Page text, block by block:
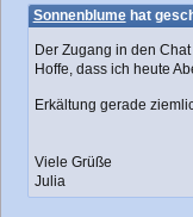
i
t
Sonnenblumehat
Der Zugang in den
Hoffe, dass ich heute
Erkältung gerade
Viele Grüße
Julia